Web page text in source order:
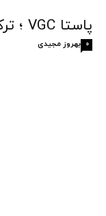
پاستا VGC ؛ ترکیبی برنده در وعده های غذایی
بهروز مجیدی 0